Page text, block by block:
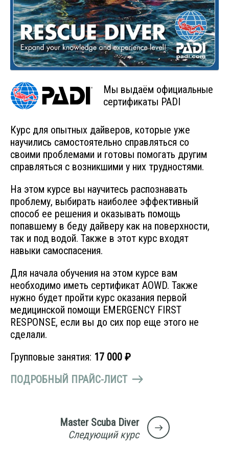
Rescue Diver
Master Scuba Diver
Divemaster
Assistant Instructor
Спецкурсы
Deep Diver
Drift Diver
Dry Suit
Enriched Air Diver
Peak Performance Buoyancy
Searсh & Recovery
Wreck Diver
Почему мы
Команда
Контакты
Состоявшиеся
Мы выдаём официальные
сертификаты PADI
Курс для опытных дайверов, которые уже
научились самостоятельно справляться со
своими проблемами и готовы помогать другим
справляться с возникшими у них трудностями.
На этом курсе вы научитесь распознавать
проблему, выбирать наиболее эффективный
способ ее решения и оказывать помощь
попавшему в беду дайверу как на поверхности,
так и под водой. Также в этот курс входят
навыки самоспасения.
Для начала обучения на этом курсе вам
необходимо иметь сертификат AOWD. Также
нужно будет пройти курс оказания первой
медицинской помощи EMERGENCY FIRST
RESPONSE, если вы до сих пор еще этого не
сделали.
Групповые занятия: 17 000 ₽
ПОДРОБНЫЙ ПРАЙС-ЛИСТ
Master Scuba Diver
Следующий курс